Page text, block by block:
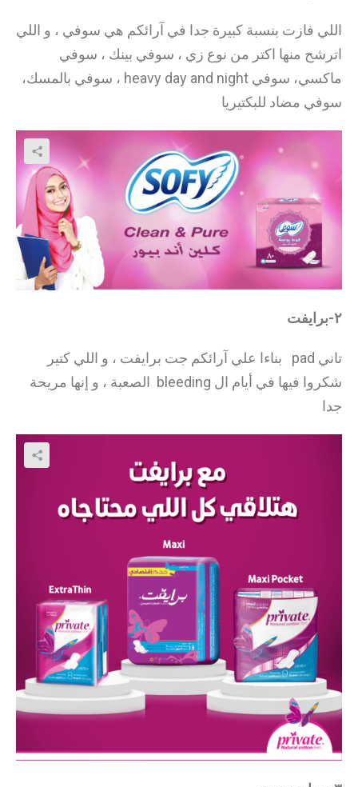
اللي فازت بنسبة كبيرة جدا في آرائكم هي سوفي ، و اللي
اترشح منها اكتر من نوع زي ، سوفي بينك ، سوفي
ماكسي، سوفي heavy day and night ، سوفي بالمسك،
سوفي مضاد للبكتيريا
٢-برايفت
تاني pad بناءا علي آرائكم جت برايفت ، و اللي كتير
شكروا فيها في أيام ال bleeding الصعبة ، و إنها مريحة
جدا